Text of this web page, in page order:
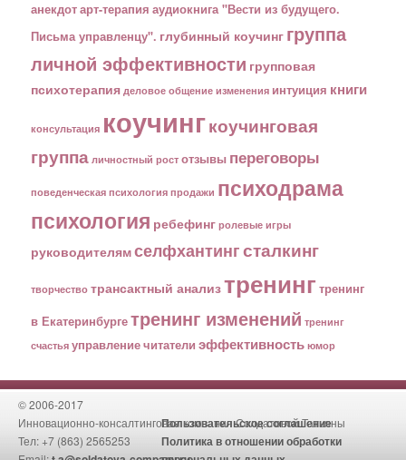
анекдотарт-терапия аудиокнига "Вести из будущего.
Письма управленцу". глубинный коучинг группа
личной эффективности групповая
психотерапия деловое общение изменения интуиция книги
консультация коучингкоучинговая
группа личностный рост отзывы переговоры
поведенческая психология продажи психодрама
психология ребефинг ролевые игры
руководителямселфхантингсталкинг
творчество трансактный анализтренинг тренинг
в Екатеринбургетренинг изменений тренинг
счастья управлениечитатели эффективность юмор
© 2006-2017
Инновационно-консалтинговая компания Солдатовой Татьяны
Тел: +7 (863) 2565253
Пользовательское соглашение
Политика в отношении обработки